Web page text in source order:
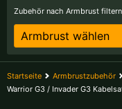
Zubehör nach Armbrust
Startseite Armbrustzubehör
Warrior G3 / Invader G3
Bitte
Belgien |€
Deutschland |€